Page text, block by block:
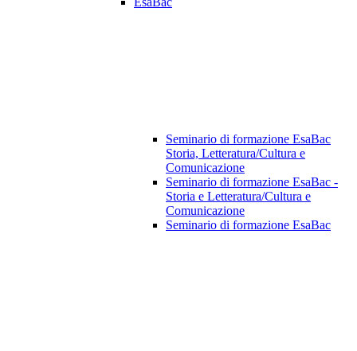
Seminario di formazione EsaBac
Storia, Letteratura/Cultura e
Comunicazione
Seminario di formazione EsaBac -
Storia e Letteratura/Cultura e
Comunicazione
Seminario di formazione EsaBac